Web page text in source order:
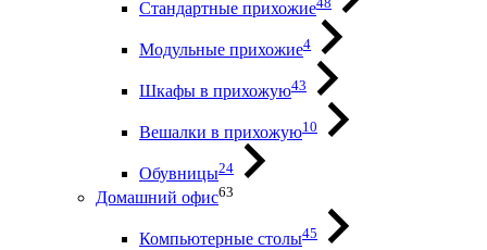
Стандартные прихожие
Модульные прихожие4
Шкафы в прихожую43
Вешалки в прихожую10
Обувницы24
Домашний офис63
Компьютерные столы45